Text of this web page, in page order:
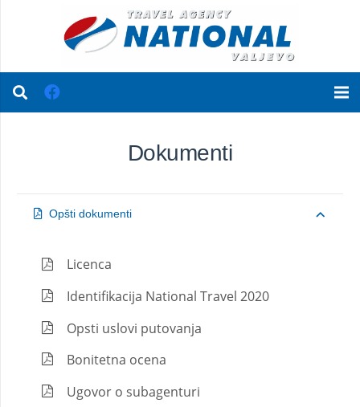
Dokumenti
Opšti dokumenti
Licenca
Identifikacija National Travel 2020
Opsti uslovi putovanja
Bonitetna ocena
Ugovor o subagenturi